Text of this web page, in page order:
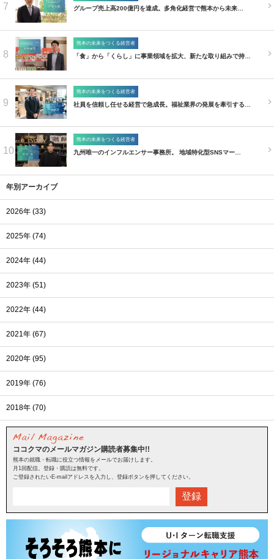
7 グループ売上高200億円を達成。多角化経営で熊本から未来…
8
熊本の未来をつくる経営者
「食」から「くらし」に事業領域を拡大、新たな取り組みで持…
9
熊本の未来をつくる経営者
社員を信頼し任せる経営で急成長。福祉業界の発展を牽引する…
10
熊本の未来をつくる経営者
九州唯一のインフルエンサー事務所。 地域特化型SNSマー…
年別アーカイブ
2026年 (33)
2025年 (74)
2024年 (44)
2023年 (51)
2022年 (44)
2021年 (67)
2020年 (95)
2019年 (76)
2018年 (70)
ココクマのメールマガジン購読者募集中!!
熊本の就職・転職に役立つ情報をメールでお届けします。
月1回配信。登録・購読は無料です。
ご登録されたいE-mailアドレスを入力し、登録ボタンを押してください。
登録